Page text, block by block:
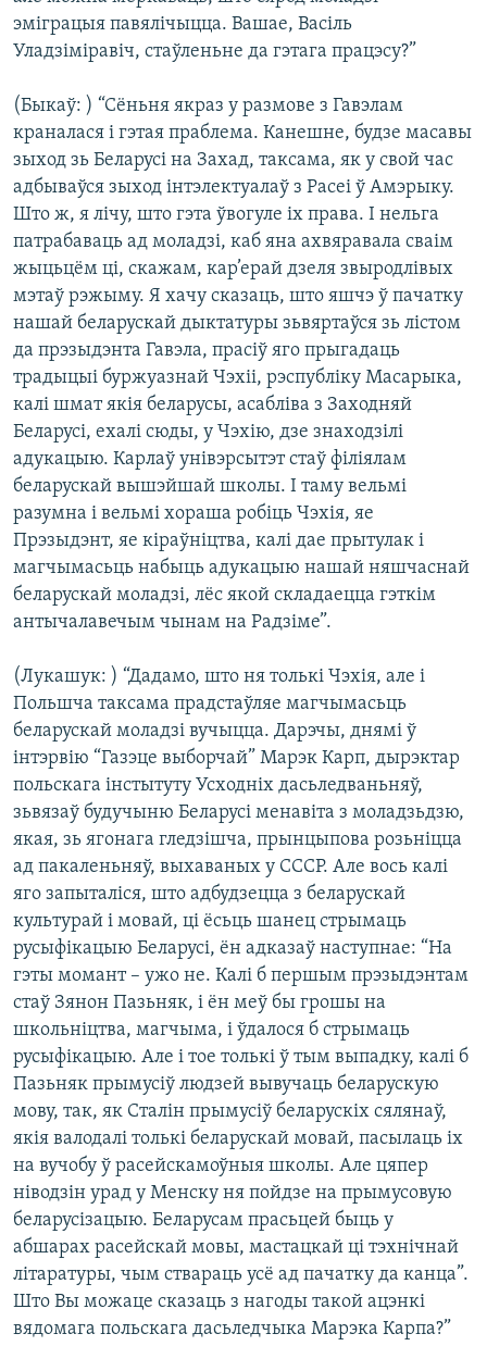
эміграцыя павялічыцца. Вашае, Васіль
Уладзіміравіч, стаўленьне да гэтага працэсу?”
(Быкаў: ) “Сёньня якраз у размове з Гавэлам
краналася і гэтая праблема. Канешне, будзе масавы
зыход зь Беларусі на Захад, таксама, як у свой час
адбываўся зыход інтэлектуалаў з Расеі ў Амэрыку.
Што ж, я лічу, што гэта ўвогуле іх права. І нельга
патрабаваць ад моладзі, каб яна ахвяравала сваім
жыцьцём ці, скажам, кар’ерай дзеля звыродлівых
мэтаў рэжыму. Я хачу сказаць, што яшчэ ў пачатку
нашай беларускай дыктатуры зьвяртаўся зь лістом
да прэзыдэнта Гавэла, прасіў яго прыгадаць
традыцыі буржуазнай Чэхіі, рэспубліку Масарыка,
калі шмат якія беларусы, асабліва з Заходняй
Беларусі, ехалі сюды, у Чэхію, дзе знаходзілі
адукацыю. Карлаў унівэрсытэт стаў філіялам
беларускай вышэйшай школы. І таму вельмі
разумна і вельмі хораша робіць Чэхія, яе
Прэзыдэнт, яе кіраўніцтва, калі дае прытулак і
магчымасьць набыць адукацыю нашай няшчаснай
беларускай моладзі, лёс якой складаецца гэткім
антычалавечым чынам на Радзіме”.
(Лукашук: ) “Дадамо, што ня толькі Чэхія, але і
Польшча таксама прадстаўляе магчымасьць
беларускай моладзі вучыцца. Дарэчы, днямі ў
інтэрвію “Газэце выборчай” Марэк Карп, дырэктар
польскага інстытуту Усходніх дасьледваньняў,
зьвязаў будучыню Беларусі менавіта з моладзьдзю,
якая, зь ягонага гледзішча, прынцыпова розьніцца
ад пакаленьняў, выхаваных у СССР. Але вось калі
яго запыталіся, што адбудзецца з беларускай
культурай і мовай, ці ёсьць шанец стрымаць
русыфікацыю Беларусі, ён адказаў наступнае: “На
гэты момант – ужо не. Калі б першым прэзыдэнтам
стаў Зянон Пазьняк, і ён меў бы грошы на
школьніцтва, магчыма, і ўдалося б стрымаць
русыфікацыю. Але і тое толькі ў тым выпадку, калі б
Пазьняк прымусіў людзей вывучаць беларускую
мову, так, як Сталін прымусіў беларускіх сялянаў,
якія валодалі толькі беларускай мовай, пасылаць іх
на вучобу ў расейскамоўныя школы. Але цяпер
ніводзін урад у Менску ня пойдзе на прымусовую
беларусізацыю. Беларусам прасьцей быць у
абшарах расейскай мовы, мастацкай ці тэхнічнай
літаратуры, чым ствараць усё ад пачатку да канца”.
Што Вы можаце сказаць з нагоды такой ацэнкі
вядомага польскага дасьледчыка Марэка Карпа?”